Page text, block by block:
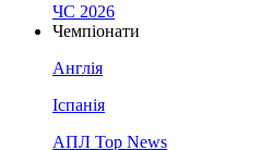
ЧС 2026
Чемпіонати
Англія
Іспанія
АПЛ Top News